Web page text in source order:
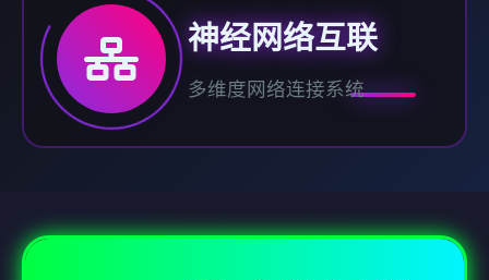
神经网络互联
多维度网络连接系统